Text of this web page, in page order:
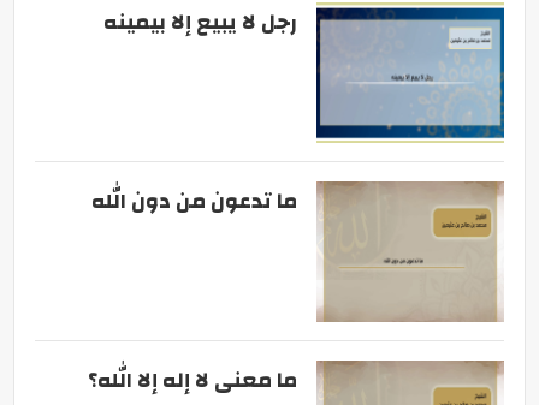
رجل لا يبيع إلا بيمينه
ما تدعون من دون الله
ما معنى لا إله إلا الله؟